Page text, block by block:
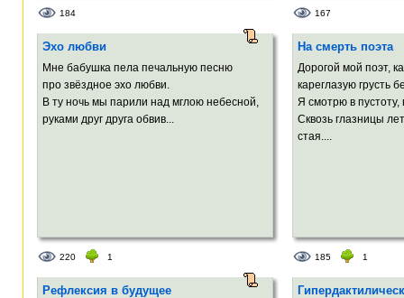
184 167
Эхо любви
Мне бабушка пела печальную песню
про звёздное эхо любви.
В ту ночь мы парили над мглою небесной,
руками друг друга обвив...
220 1
На смерть поэта
Дорогой мой поэт,
кареглазую грусть
Я смотрю в
Сквозь глазницы
стая....
185 1
Рефлексия в будущее